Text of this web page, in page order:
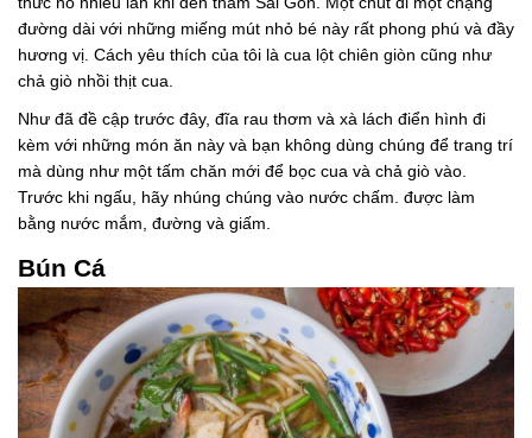
đường dài với những miếng mút nhỏ bé này rất phong phú và đầy
hương vị. Cách yêu thích của tôi là cua lột chiên giòn cũng như
chả giò nhồi thịt cua.
Như đã đề cập trước đây, đĩa rau thơm và xà lách điển hình đi
kèm với những món ăn này và bạn không dùng chúng để trang trí
mà dùng như một tấm chăn mới để bọc cua và chả giò vào.
Trước khi ngấu, hãy nhúng chúng vào nước chấm. được làm
bằng nước mắm, đường và giấm.
Bún Cá